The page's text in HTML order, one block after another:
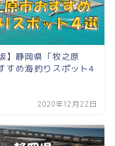
】静岡県「牧之原
すめ海釣りスポット4
2020年12月22日